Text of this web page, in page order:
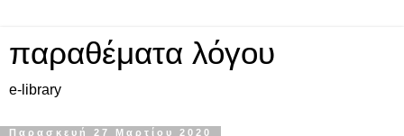
παραθέματα λόγου
e-library
Παρασκευή 27 Μαρτίου 2020